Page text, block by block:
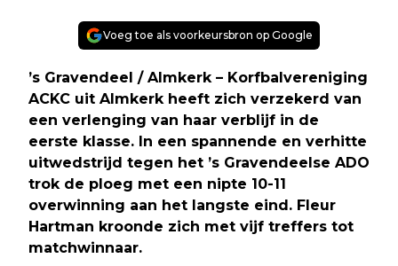
Voeg toe als voorkeursbron op Google
’s Gravendeel / Almkerk – Korfbalvereniging
ACKC uit Almkerk heeft zich verzekerd van
een verlenging van haar verblijf in de
eerste klasse. In een spannende en verhitte
uitwedstrijd tegen het ’s Gravendeelse ADO
trok de ploeg met een nipte 10-11
overwinning aan het langste eind. Fleur
Hartman kroonde zich met vijf treffers tot
matchwinnaar.